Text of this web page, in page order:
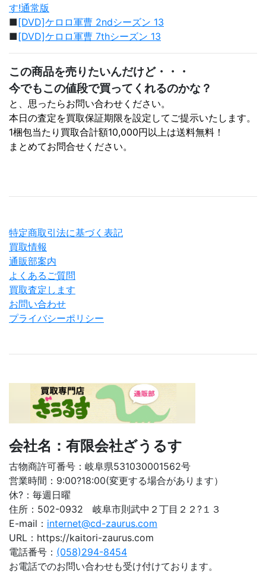
す!通常版
■[DVD]ケロロ軍曹 2ndシーズン 13
■[DVD]ケロロ軍曹 7thシーズン 13
この商品を売りたいんだけど・・・
今でもこの値段で買ってくれるのかな？
と、思ったらお問い合わせください。
本日の査定を買取保証期限を設定してご提示いたします。
1梱包当たり買取合計額10,000円以上は送料無料！
まとめてお問合せください。
特定商取引法に基づく表記
買取情報
通販部案内
よくあるご質問
買取査定します
お問い合わせ
プライバシーポリシー
会社名：有限会社ざうるす
古物商許可番号：岐阜県531030001562号
営業時間：9:00?18:00(変更する場合があります）
休?：毎週日曜
住所：502-0932 岐阜市則武中２丁目２２?１３
E-mail： internet@cd-zaurus.com
URL：https://kaitori-zaurus.com
電話番号： (058)294-8454
お電話でのお問い合わせも受け付けております。